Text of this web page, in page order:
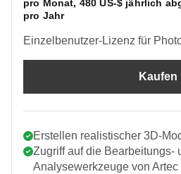
pro Monat, 480 US-$ jährlich
pro Jahr
Einzelbenutzer-Lizenz für
Kaufen
Erstellen realistischer 3D-
Zugriff auf die Bearbeitungs-
Analysewerkzeuge von